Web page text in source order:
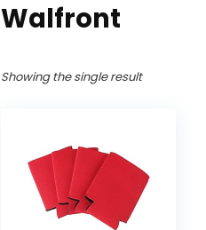
‎Walfront
Showing the single result